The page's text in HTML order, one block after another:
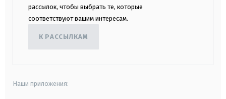
рассылок, чтобы выбрать те, которые
соответствуют вашим интересам.
К РАССЫЛКАМ
Наши приложения: